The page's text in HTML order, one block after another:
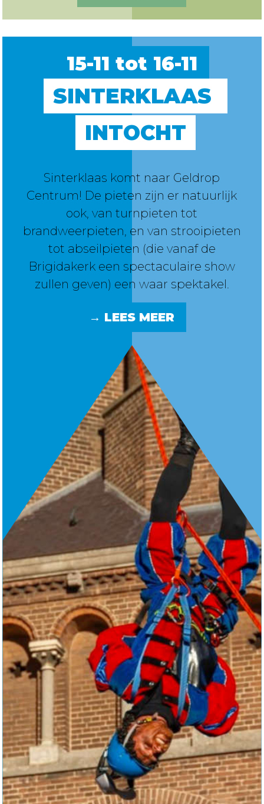
15-11 tot 16-11
SINTERKLAAS
INTOCHT
Sinterklaas komt naar Geldrop
Centrum! De pieten zijn er natuurlijk
ook, van turnpieten tot
brandweerpieten, en van strooipieten
tot abseilpieten (die vanaf de
Brigidakerk een spectaculaire show
zullen geven) een waar spektakel.
→ LEES MEER